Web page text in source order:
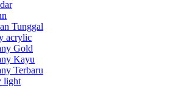
Tunggal
acrylic
Gold
Kayu
Terbaru
light